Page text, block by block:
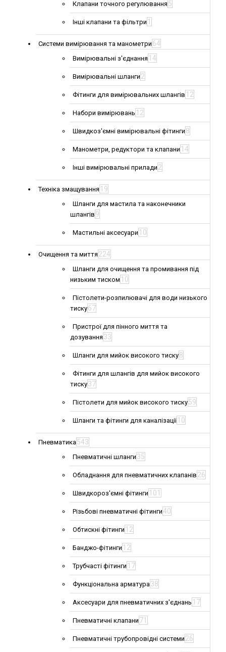
Клапани точного регулювання 5
Інші клапани та фільтри 1
Системи вимірювання та манометри 64
Вимірювальні з'єднання 14
Вимірювальні шланги 2
Фітинги для вимірювальних шлангів 12
Набори вимірювань 12
Швидкоз'ємні вимірювальні фітинги 8
Манометри, редуктори та клапани 14
Інші вимірювальні прилади 2
Техніка змащування 19
Шланги для мастила та наконечники
шлангів 9
Мастильні аксесуари 10
Очищення та миття 224
Шланги для очищення та промивання під
низьким тиском 10
Пістолети-розпилювачі для води низького
тиску67
Пристрої для пінного миття та
дозування 33
Шланги для мийок високого тиску8
Фітинги для шлангів для мийок високого
тиску37
Пістолети для мийок високого тиску59
Шланги та фітинги для каналізації 10
Пневматика543
Пневматичні шланги 35
Обладнання для пневматичних клапанів 26
Швидкороз'ємні фітинги 101
Різьбові пневматичні фітинги40
Обтискні фітинги 12
Банджо-фітинги 12
Трубчасті фітинги 17
Функціональна арматура38
Аксесуари для пневматичних з'єднань 17
Пневматичні клапани 71
Пневматичні трубопровідні системи 26